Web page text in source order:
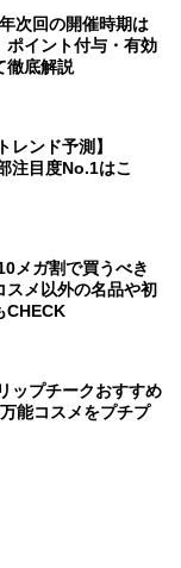
次回の開催時期は
ポイント付与・有効
徹底解説
レンド予測】
注目度No.1はこ
メガ割で買うべき
スメ以外の名品や初
CHECK
ップチークおすすめ
能コスメをプチプ